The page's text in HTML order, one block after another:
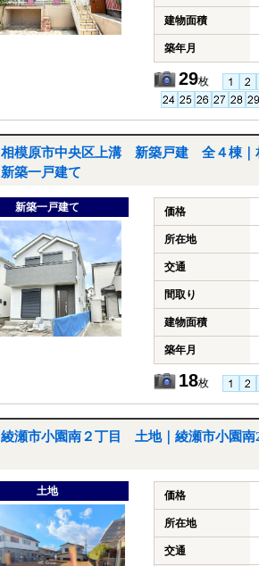
建物面積
築年月
29枚
相模原市中央区上溝 新築戸建 全４棟｜
新築一戸建て
新築一戸建て 価格
所在地
交通
間取り
建物面積
築年月
18枚
綾瀬市小園南２丁目 土地｜綾瀬市小園南
土地 価格
所在地
交通